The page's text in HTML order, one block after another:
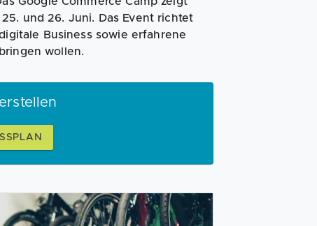
und 26. Juni. Das Event richtet
Business sowie erfahrene
wollen.